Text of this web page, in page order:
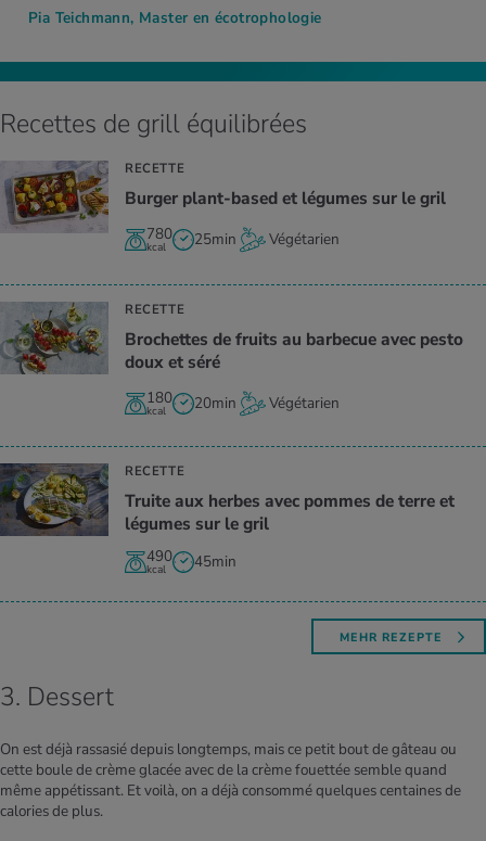
Pia Teichmann, Master en écotrophologie
Recettes de grill équilibrées
RECETTE
Bur­ger plant-based et légumes sur le gril
780
kcal 25min Végétarien
RECETTE
Bro­chettes de fruits au bar­be­cue avec pesto
doux et séré
180
kcal 20min Végétarien
RECETTE
Truite aux herbes avec pommes de terre et
légumes sur le gril
490
kcal 45min
MEHR REZEPTE
3. Dessert
On est déjà rassasié depuis longtemps, mais ce petit bout de gâteau ou
cette boule de crème glacée avec de la crème fouettée semble quand
même appétissant. Et voilà, on a déjà consommé quelques centaines de
calories de plus.